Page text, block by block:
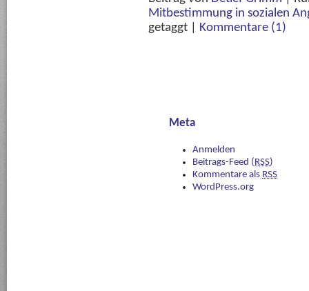
Mitbestimmung in sozialen
getaggt
Kommentare (1)
Meta
Anmelden
Beitrags-Feed ( RSS)
Kommentare als RSS
WordPress.org